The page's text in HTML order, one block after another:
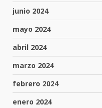
junio 2024
mayo 2024
abril 2024
marzo 2024
febrero 2024
enero 2024